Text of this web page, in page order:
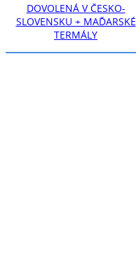
DOVOLENÁ V ČESKO-
SLOVENSKU + MAĎARSKÉ
TERMÁLY